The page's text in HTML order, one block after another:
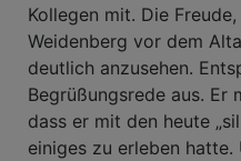
Kollegen mit. Die
Weidenberg vor dem
deutlich anzusehen.
Begrüßungsrede aus. Er
dass er mit den heute
einiges zu erleben